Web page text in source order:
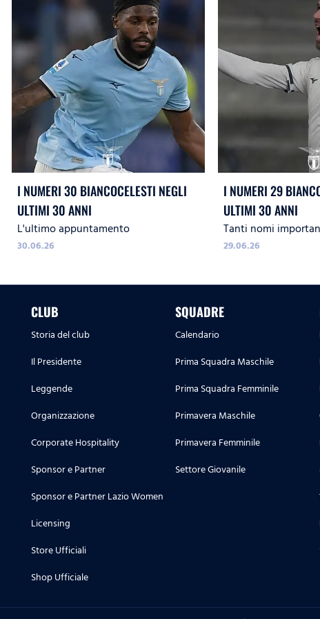
I NUMERI 30 BIANCOCELESTI NEGLI
ULTIMI 30 ANNI
L'ultimo appuntamento
30.06.26
I NUMERI 29
ULTIMI 30 ANNI
Tanti nomi
29.06.26
CLUB
Storia del club
Il Presidente
Leggende
Organizzazione
Corporate Hospitality
Sponsor e Partner
Sponsor e Partner Lazio Women
Licensing
Store Ufficiali
Shop Ufficiale
SQUADRE
Calendario
Prima Squadra Maschile
Prima Squadra Femminile
Primavera Maschile
Primavera Femminile
Settore Giovanile